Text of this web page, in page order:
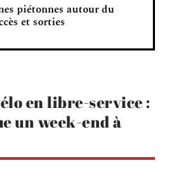
piétonnes autour du
et sorties
en libre-service :
un week-end à